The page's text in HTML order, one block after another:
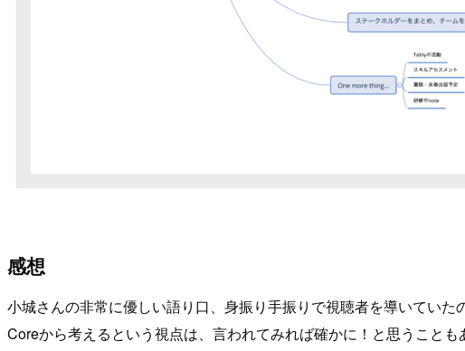
感想
小城さんの非常に優しい語り口、身振り手振りで視聴者を導いてい
Coreから考えるという視点は、言われてみれば確かに！と思うこと